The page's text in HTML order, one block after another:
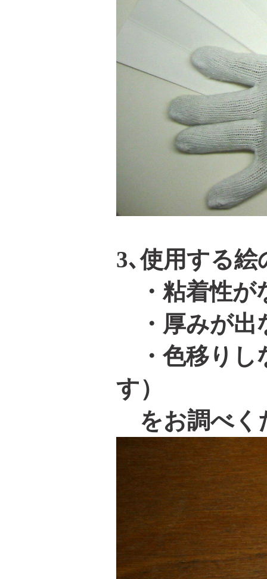
3､使用する
・粘着性が
・厚みが出
・色移りし
す）
をお調べく